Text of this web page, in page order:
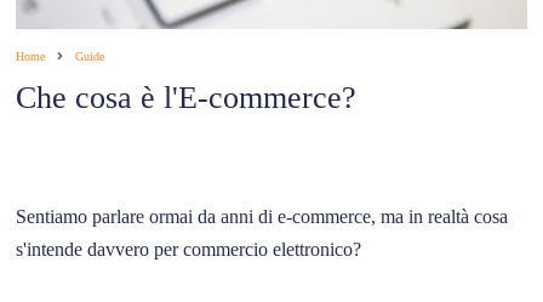
Home Guide
Che cosa è l'E-commerce?
Sentiamo parlare ormai da anni di e-commerce, ma in realtà cosa
s'intende davvero per commercio elettronico?